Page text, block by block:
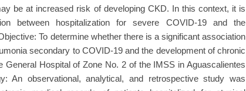
be at increased risk of developing CKD. In this context, it is
between hospitalization for severe COVID-19 and the
To determine whether there is a significant association
secondary to COVID-19 and the development of chronic
General Hospital of Zone No. 2 of the IMSS in Aguascalientes
An observational, analytical, and retrospective study was